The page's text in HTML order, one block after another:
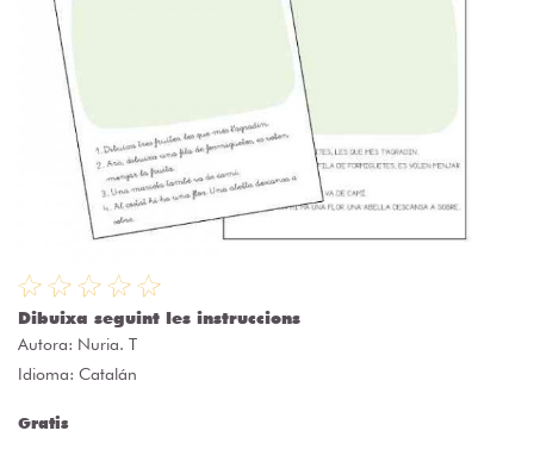
Dibuixa seguint les instruccions
Autora: Nuria. T
Idioma: Catalán
Gratis